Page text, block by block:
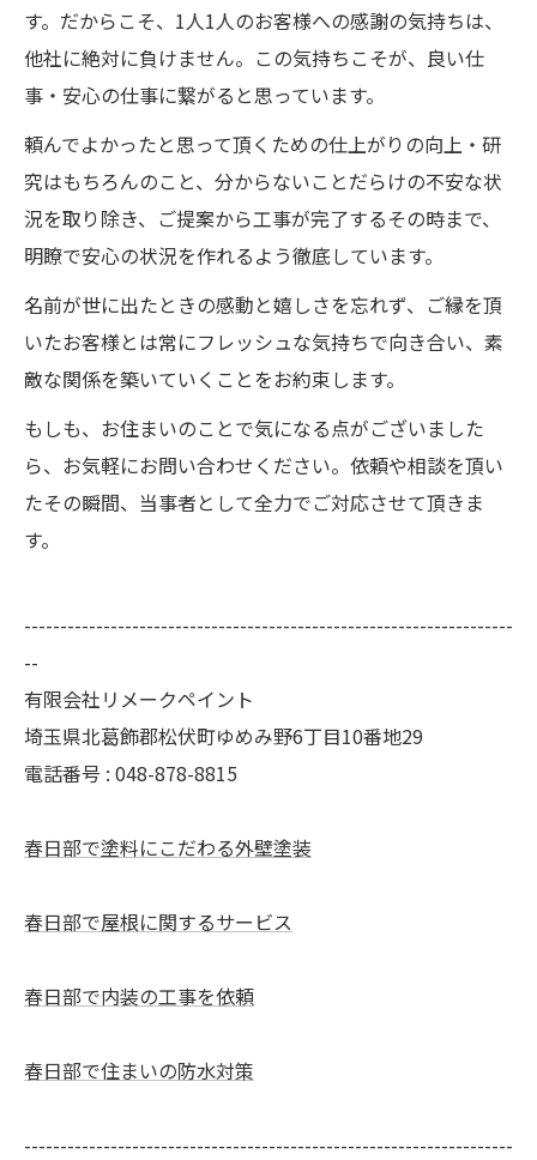
す。だからこそ、1人1人のお客様への感謝の気持ちは、
他社に絶対に負けません。この気持ちこそが、良い仕
事・安心の仕事に繋がると思っています。
頼んでよかったと思って頂くための仕上がりの向上・研
究はもちろんのこと、分からないことだらけの不安な状
況を取り除き、ご提案から工事が完了するその時まで、
明瞭で安心の状況を作れるよう徹底しています。
名前が世に出たときの感動と嬉しさを忘れず、ご縁を頂
いたお客様とは常にフレッシュな気持ちで向き合い、素
敵な関係を築いていくことをお約束します。
もしも、お住まいのことで気になる点がございました
ら、お気軽にお問い合わせください。依頼や相談を頂い
たその瞬間、当事者として全力でご対応させて頂きま
す。
--------------------------------------------------------------------
--
有限会社リメークペイント
埼玉県北葛飾郡松伏町ゆめみ野6丁目10番地29
電話番号 : 048-878-8815
春日部で塗料にこだわる外壁塗装
春日部で屋根に関するサービス
春日部で内装の工事を依頼
春日部で住まいの防水対策
--------------------------------------------------------------------